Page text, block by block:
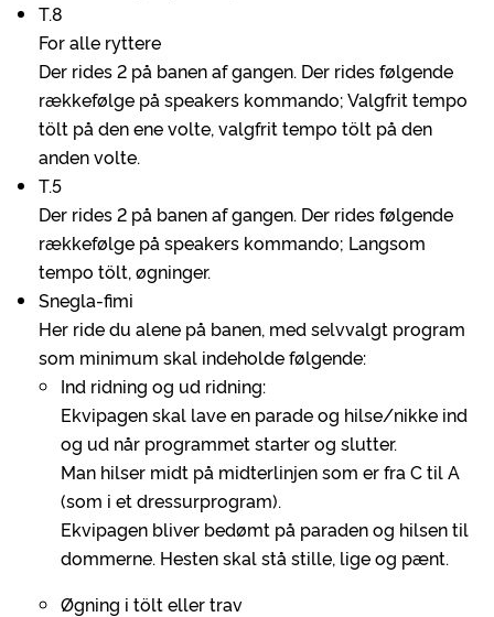
T.8
For alle ryttere
Der rides 2 på banen af gangen. Der rides følgende
rækkefølge på speakers kommando; Valgfrit tempo
tölt på den ene volte, valgfrit tempo tölt på den
anden volte.
T.5
Der rides 2 på banen af gangen. Der rides følgende
rækkefølge på speakers kommando; Langsom
tempo tölt, øgninger.
Snegla-fimi
Her ride du alene på banen, med selvvalgt program
som minimum skal indeholde følgende:
Ind ridning og ud ridning:
Ekvipagen skal lave en parade og hilse/nikke ind
og ud når programmet starter og slutter.
Man hilser midt på midterlinjen som er fra C til A
(som i et dressurprogram).
Ekvipagen bliver bedømt på paraden og hilsen til
dommerne. Hesten skal stå stille, lige og pænt.
Øgning i tölt eller trav